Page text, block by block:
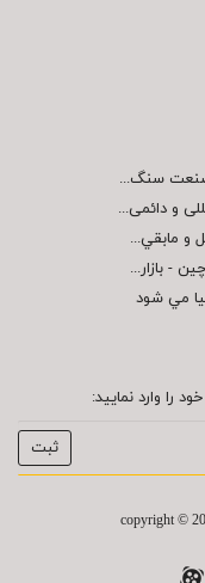
و دائمی...
- بازار...
مي شود
را وارد نمایید:
copyright ©